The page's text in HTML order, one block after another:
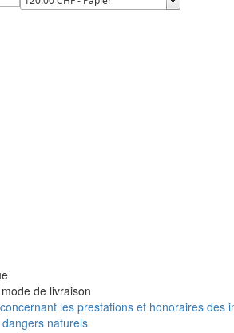
de livraison
les prestations et honoraires des
naturels